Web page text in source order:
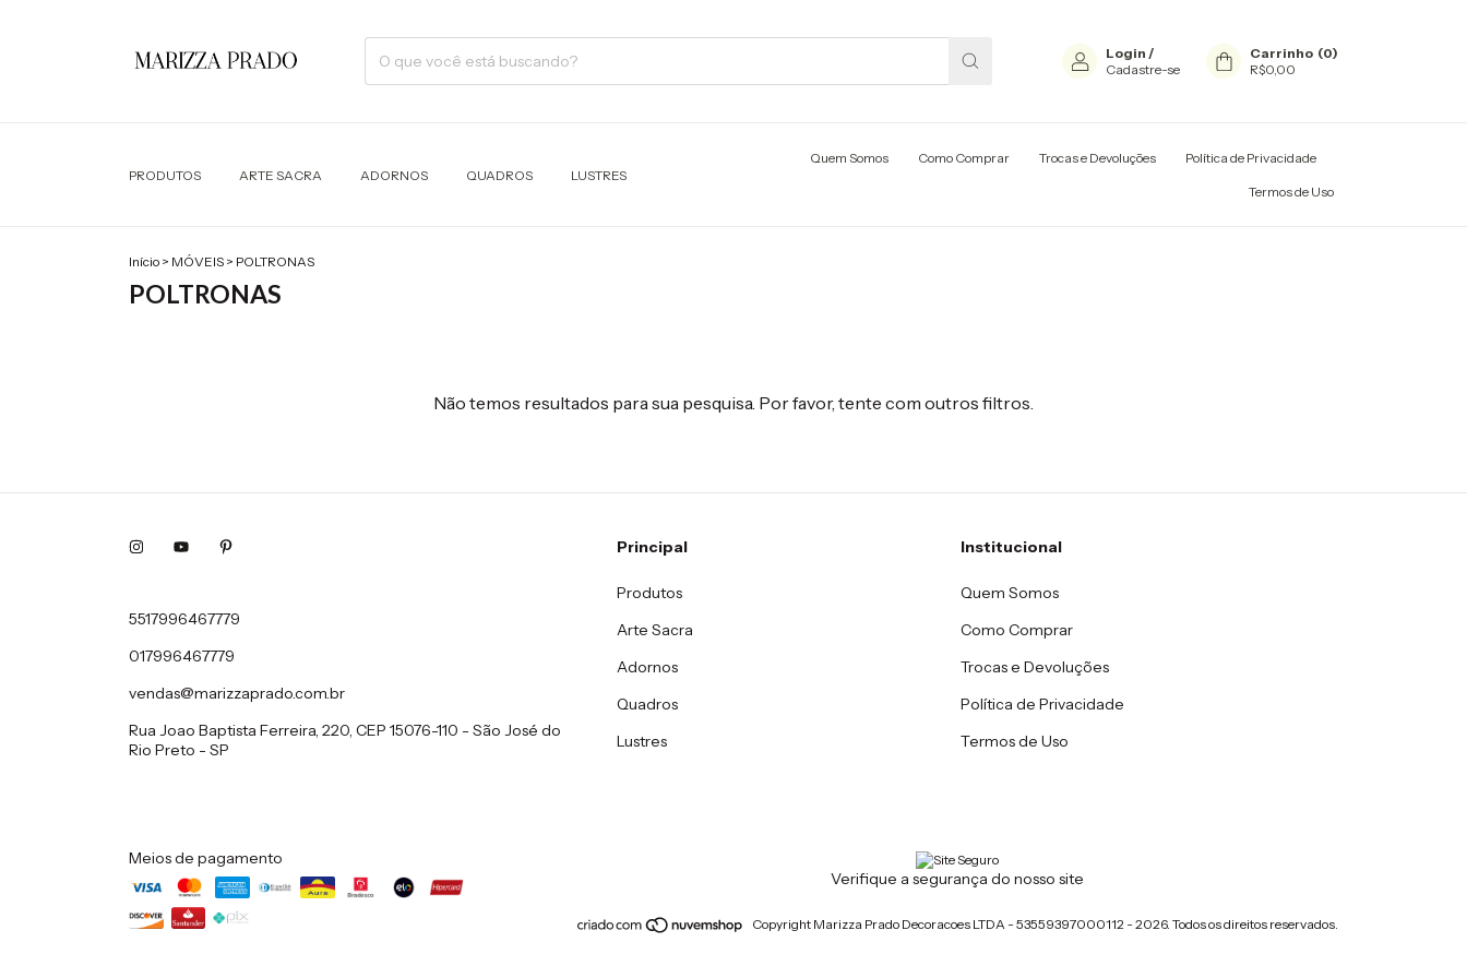
Login /
Cadastre-se
Carrinho (0)
R$0,00
PRODUTOS ARTE SACRA ADORNOS QUADROS LUSTRES
Quem Somos Como Comprar Trocas e Devoluções Política de Privacidade
Termos de Uso
Início > MÓVEIS > POLTRONAS
POLTRONAS
Não temos resultados para sua pesquisa. Por favor, tente com outros filtros.
5517996467779
017996467779
vendas@marizzaprado.com.br
Rua Joao Baptista Ferreira, 220, CEP 15076-110 - São José do
Rio Preto - SP
Principal
Produtos
Arte Sacra
Adornos
Quadros
Lustres
Institucional
Quem Somos
Como Comprar
Trocas e Devoluções
Política de Privacidade
Termos de Uso
Meios de pagamento
Verifique a segurança do nosso site
Copyright Marizza Prado Decoracoes LTDA - 53559397000112 - 2026. Todos os direitos reservados.